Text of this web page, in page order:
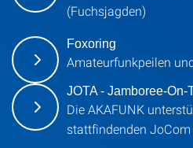
(Fuchsjagden)
Foxoring
Amateurfunkpeilen
JOTA - Jamboree-On-
Die AKAFUNK
stattfindenden JoCom